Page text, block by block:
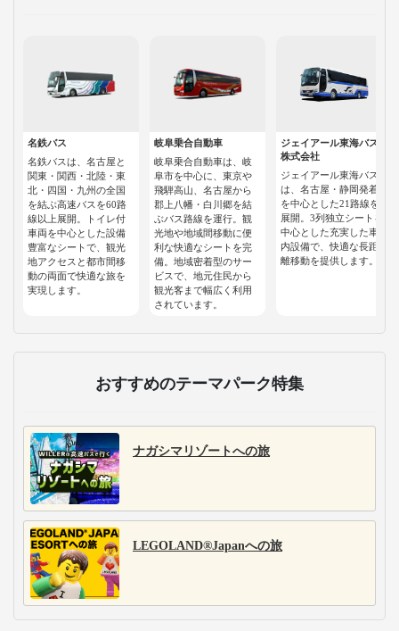
名鉄バス
名鉄バスは、名古屋と
関東・関西・北陸・東
北・四国・九州の全国
を結ぶ高速バスを60路
線以上展開。トイレ付
車両を中心とした設備
豊富なシートで、観光
地アクセスと都市間移
動の両面で快適な旅を
実現します。
岐阜乗合自動車
岐阜乗合自動車は、岐
阜市を中心に、東京や
飛騨高山、名古屋から
郡上八幡・白川郷を結
ぶバス路線を運行。観
光地や地域間移動に便
利な快適なシートを完
備。地域密着型のサー
ビスで、地元住民から
観光客まで幅広く利用
されています。
ジェイアール東海バス
株式会社
ジェイアール東海バス
は、名古屋・静岡発着
を中心とした21路線を
展開。3列独立シートを
中心とした充実した車
内設備で、快適な長距
離移動を提供します。
おすすめのテーマパーク特集
ナガシマリゾートへの旅
LEGOLAND®Japanへの旅